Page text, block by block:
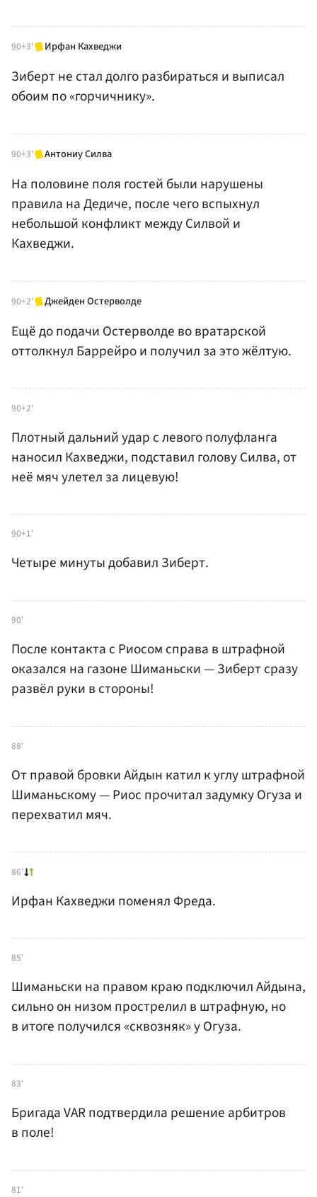
90+3' Ирфан Кахведжи
Зиберт не стал долго разбираться и выписал
обоим по «горчичнику».
90+3' Антониу Силва
На половине поля гостей были нарушены
правила на Дедиче, после чего вспыхнул
небольшой конфликт между Силвой и
Кахведжи.
90+2' Джейден Остерволде
Ещё до подачи Остерволде во вратарской
оттолкнул Баррейро и получил за это жёлтую.
90+2'
Плотный дальний удар с левого полуфланга
наносил Кахведжи, подставил голову Силва, от
неё мяч улетел за лицевую!
90+1'
Четыре минуты добавил Зиберт.
90'
После контакта с Риосом справа в штрафной
оказался на газоне Шиманьски — Зиберт сразу
развёл руки в стороны!
88'
От правой бровки Айдын катил к углу штрафной
Шиманьскому — Риос прочитал задумку Огуза и
перехватил мяч.
86'
Ирфан Кахведжи поменял Фреда.
85'
Шиманьски на правом краю подключил Айдына,
сильно он низом прострелил в штрафную, но
в итоге получился «сквозняк» у Огуза.
83'
Бригада VAR подтвердила решение арбитров
в поле!
81'